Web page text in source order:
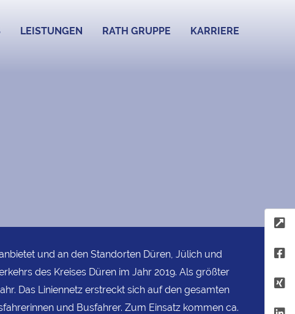
LEISTUNGEN RATH GRUPPE KARRIERE
und an den Standorten Düren, Jülich und
des Kreises Düren im Jahr 2019. Als größter
Das Liniennetz erstreckt sich auf den gesamten
und Busfahrer. Zum Einsatz kommen ca.